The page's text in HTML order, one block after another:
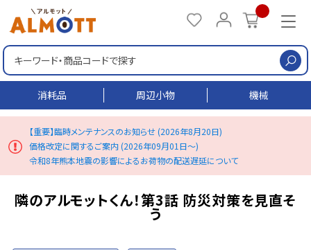
消耗品 周辺小物 機械
【重要】臨時メンテナンスのお知らせ (2026年8月20日)
価格改定に関するご案内 (2026年09月01日～)
令和8年熊本地震の影響によるお荷物の配送遅延について
隣のアルモットくん！第3話 防災対策を見直そ
う